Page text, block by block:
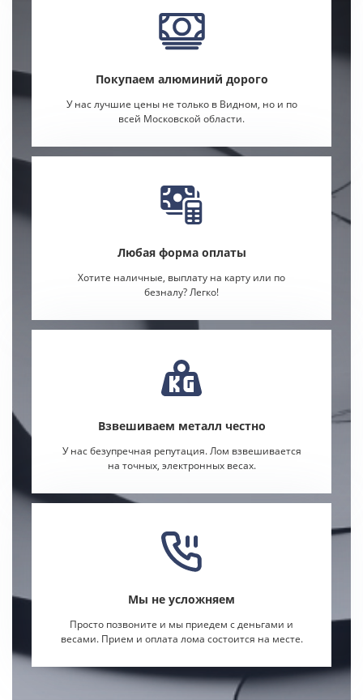
Покупаем алюминий дорого
У нас лучшие цены не только в Видном, но и по
всей Московской области.
Любая форма оплаты
Хотите наличные, выплату на карту или по
безналу? Легко!
Взвешиваем металл честно
У нас безупречная репутация. Лом взвешивается
на точных, электронных весах.
Мы не усложняем
Просто позвоните и мы приедем с деньгами и
весами. Прием и оплата лома состоится на месте.